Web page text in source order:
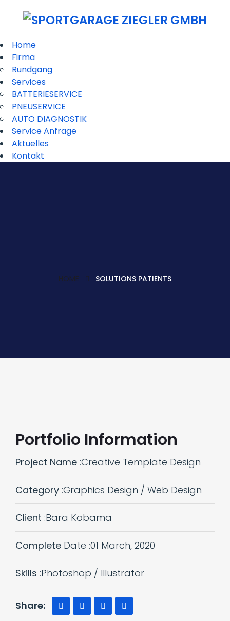
Home
Firma
Rundgang
Services
BATTERIESERVICE
PNEUSERVICE
AUTO DIAGNOSTIK
Service Anfrage
Aktuelles
Kontakt
HOME SOLUTIONS PATIENTS
Portfolio Information
Project Name :Creative Template Design
Category :Graphics Design / Web Design
Client :Bara Kobama
Complete Date :01 March, 2020
Skills :Photoshop / Illustrator
Share: